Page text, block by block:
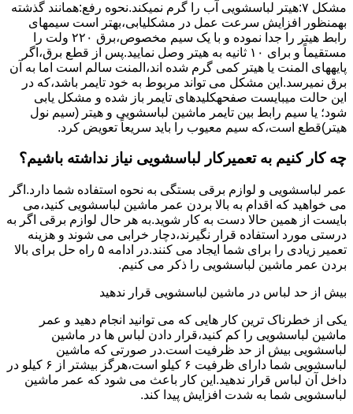
مشکل ۷:ﻫﯿﺘﺮ لباسشویی آب را ﮔﺮم نمیکند.نحوه رﻓﻊ:ﻫﻤﺎﻧﻨﺪ ﮔﺬﺷﺘﻪ
بهمنظور اﻓﺰاﯾﺶ ﺳﺮﻋﺖ ﻋﻤﻞ در مشکلیابی،بهتر است سیمهای
راﺑﻂ ﻫﯿﺘﺮ را ﺟﺪا ﻧﻤﻮده و ﺑﺎ ﯾﮏ ﺳﯿﻢ ﻣﺨﺼﻮص،برق ۲۲۰ ولت را
مستقیماً و برای ۱۰ ﺛﺎﻧﯿﻪ ﺑﻪ ﻫﯿﺘﺮ وصل نمایید.ﭘﺲ از ﻗﻄﻊ ﺑﺮق،اﮔﺮ
پایههای اﻟﻤﻨﺖ یا هیتر کمی ﮔﺮم ﺷﺪه اند،اﻟﻤﻨﺖ ﺳﺎﻟﻢ است اما ﺑﻪ آن
ﺑﺮق نمیرسد.اﯾﻦ ﻣﺸﮑﻞ می تواند مربوط به ﺧﻮد ﺗﺎﯾﻤﺮ باشد،ﮐﻪ در
این حالت میبایست صفحهکلیدهای ﺗﺎﯾﻤﺮ باز شده و مشکل یابی
شود؛ ﯾﺎ ﺳﯿﻢ راﺑﻂ ﺑﯿﻦ ﺗﺎﯾﻤﺮ ماشین لباسشویی و ﻫﯿﺘﺮ (سیم ﻧﻮل
ﻫﯿﺘﺮ)ﻗﻄﻊ اﺳﺖ،ﮐﻪ ﺳﯿﻢ ﻣﻌﯿﻮب را ﺑﺎﯾﺪ سریعاً ﺗﻌﻮﯾﺾ کرد.
چه کار کنیم به تعمیرکار لباسشویی نیاز نداشته باشیم؟
عمر لباسشویی و لوازم برقی بستگی به نحوه استفاده شما دارد.اگر
می خواهید که اقدام به بالا بردن عمر ماشین لباسشویی کنید،می
بایست از همین حالا دست به کار شوید.به هر حال لوازم برقی اگر به
درستی مورد استفاده قرار نگیرند،دچار خرابی می شوند و هزینه
تعمیر زیادی را برای شما ایجاد می کنند.در ادامه ۵ راه حل برای بالا
بردن عمر ماشین لباسشویی را ذکر می کنیم.
بیش از حد لباس در ماشین لباسشویی قرار ندهید
یکی از خطرناک ترین کار هایی که می توانید انجام دهید و عمر
ماشین لباسشویی را کم کنید،قرار دادن لباس ها در ماشین
لباسشویی بیش از حد ظرفیت است.در صورتی که ماشین
لباسشویی شما دارای ظرفیت ۶ کیلو است،هرگز بیشتر از ۶ کیلو در
داخل آن لباس قرار ندهید.این کار باعث می شود که عمر ماشین
لباسشویی شما به شدت افزایش پیدا کند.